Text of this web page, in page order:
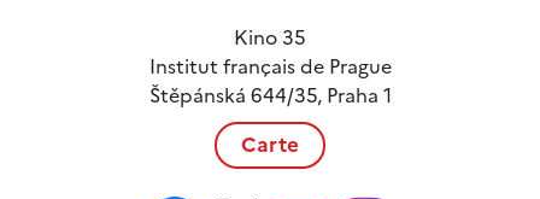
Kino 35
Institut français de Prague
Štěpánská 644/35, Praha 1
Carte